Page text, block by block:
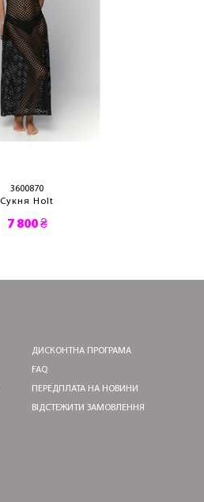
3600870
Сукня Holt
7 800 ₴
ДИСКОНТНА ПРОГРАМА
FAQ
ПЕРЕДПЛАТА НА НОВИНИ
ВІДСТЕЖИТИ ЗАМОВЛЕННЯ